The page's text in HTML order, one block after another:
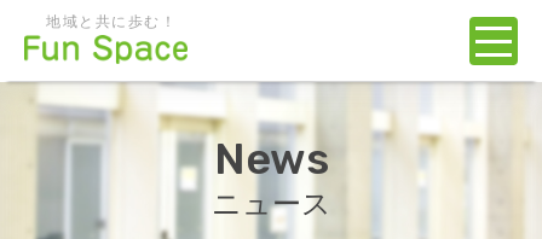
地域と共に歩む！
News
ニュース